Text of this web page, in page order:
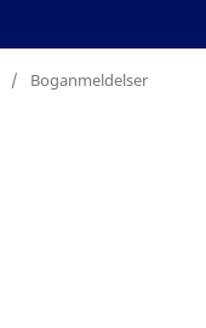
/ Boganmeldelser